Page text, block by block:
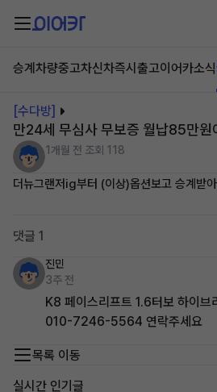
승계차량중고차신차즉시출고이어카소식
[수다방]
만24세 무심사 무보증 월납85만원
1개월 전 조회 118
더뉴그랜저ig부터 (이상)옵션보고 승계받
댓글 1
진민
3주 전
K8 페이스리프트 1.6터보 하이
010-7246-5564 연락주세요
목록 이동
실시간 인기글